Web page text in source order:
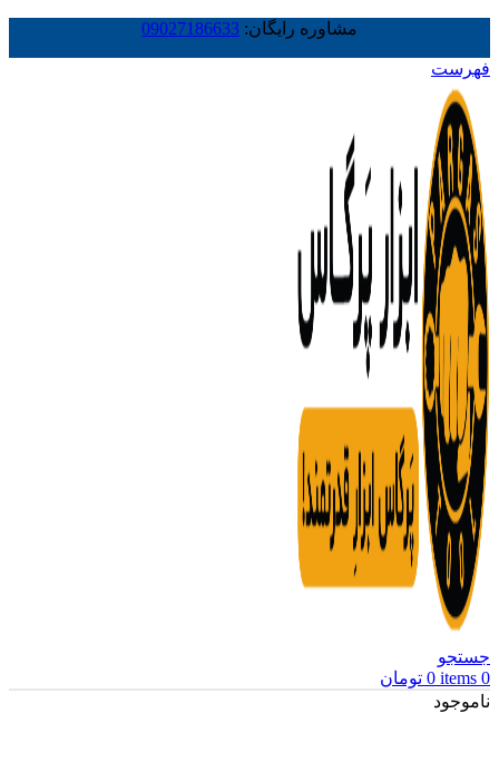
مشاوره رایگان: 09027186633
فهرست
جستجو
0
items
0 تومان
ناموجود